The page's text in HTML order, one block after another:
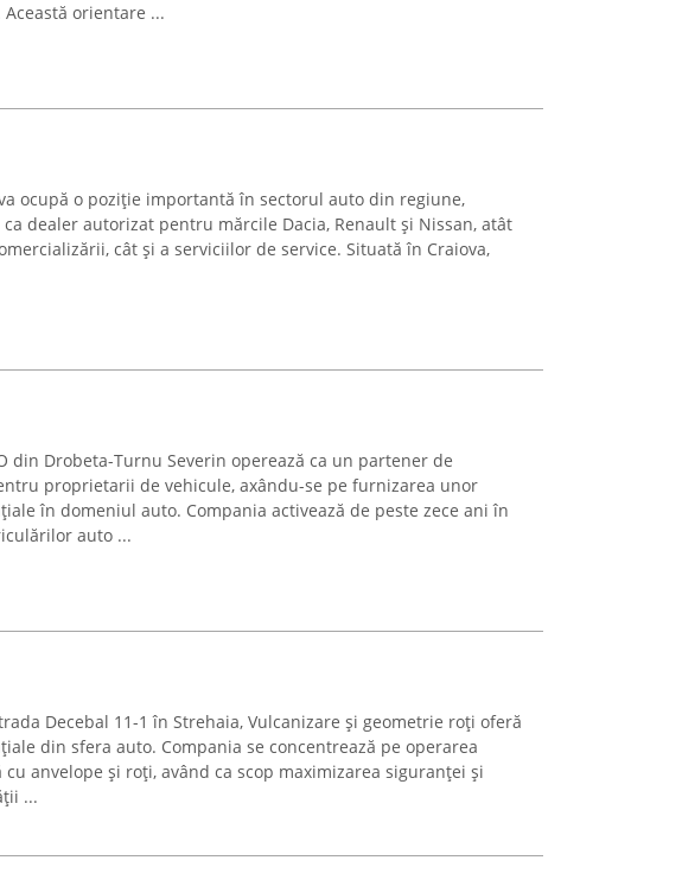
orientare ...
ocupă o poziție importantă în sectorul auto din regiune,
dealer autorizat pentru mărcile Dacia, Renault și Nissan, atât
cât și a serviciilor de service. Situată în Craiova,
din Drobeta-Turnu Severin operează ca un partener de
proprietarii de vehicule, axându-se pe furnizarea unor
în domeniul auto. Compania activează de peste zece ani în
auto ...
Decebal 11-1 în Strehaia, Vulcanizare și geometrie roți oferă
din sfera auto. Compania se concentrează pe operarea
cu anvelope și roți, având ca scop maximizarea siguranței și
...